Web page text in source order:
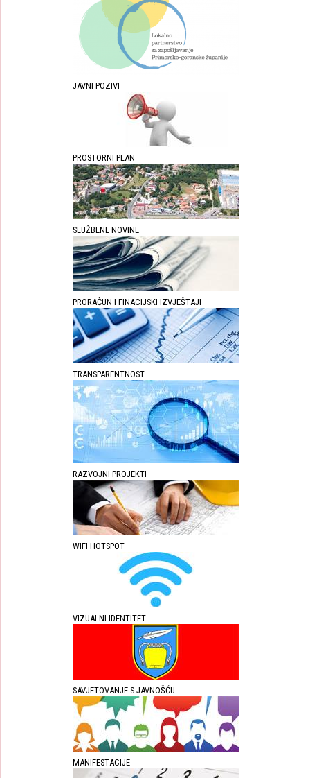
JAVNI POZIVI
PROSTORNI PLAN
SLUŽBENE NOVINE
PRORAČUN I FINACIJSKI IZVJEŠTAJI
TRANSPARENTNOST
RAZVOJNI PROJEKTI
WIFI HOTSPOT
VIZUALNI IDENTITET
SAVJETOVANJE S JAVNOŠĆU
MANIFESTACIJE